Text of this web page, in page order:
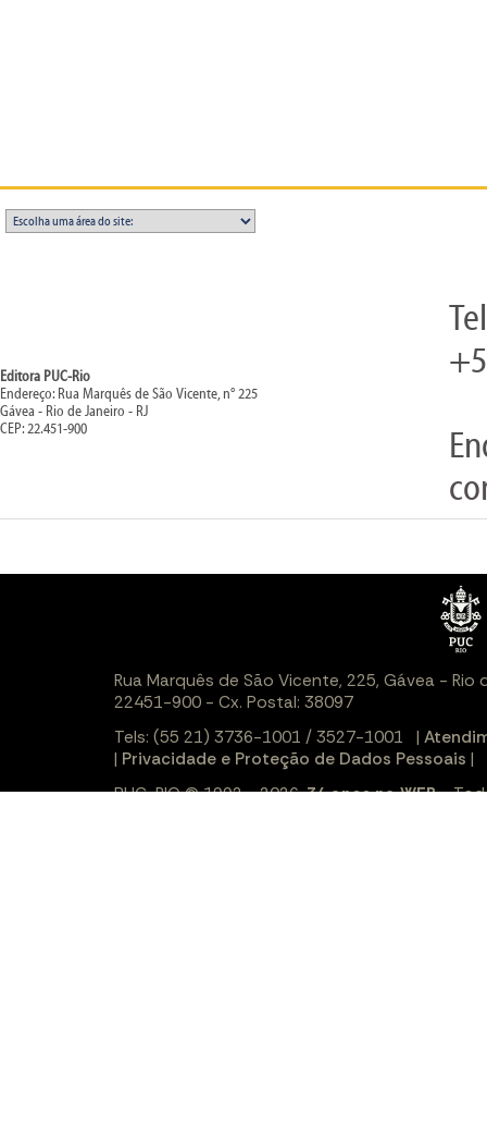
Editora PUC-Rio
Endereço: Rua Marquês de São Vicente, n° 225
Gávea - Rio de Janeiro - RJ
CEP: 22.451-900